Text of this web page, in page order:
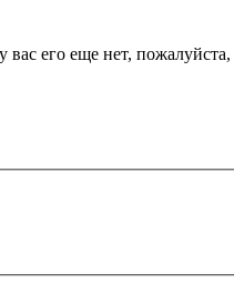
вас его еще нет, пожалуйста,